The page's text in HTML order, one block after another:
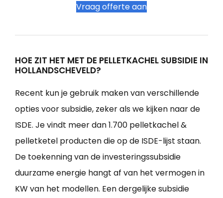
Vraag offerte aan
HOE ZIT HET MET DE PELLETKACHEL SUBSIDIE IN
HOLLANDSCHEVELD?
Recent kun je gebruik maken van verschillende
opties voor subsidie, zeker als we kijken naar de
ISDE. Je vindt meer dan 1.700 pelletkachel &
pelletketel producten die op de ISDE-lijst staan.
De toekenning van de investeringssubsidie
duurzame energie hangt af van het vermogen in
KW van het modellen. Een dergelijke subsidie